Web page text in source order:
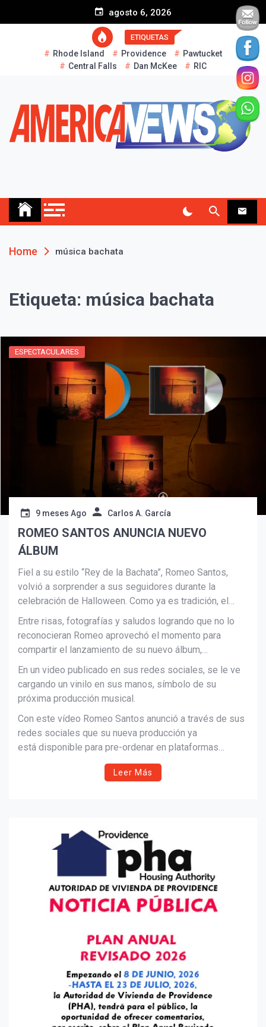
agosto 6, 2026
ETIQUETAS
Rhode Island Providence
Pawtucket
Central Falls
Dan McKee RIC
¡Suscríbete y Vive la
Experiencia!
Suscribír
Home música bachata
Etiqueta: música bachata
ESPECTACULARES
9 meses Ago Carlos A. García
ROMEO SANTOS ANUNCIA NUEVO
ÁLBUM
Fiel a su estilo “Rey de la Bachata”, Romeo Santos,
volvió a sorprender a sus seguidores durante la
celebración de Halloween. Como ya es tradición, el
artista salió a las calles de Nueva York con un disfraz
que no pasó desapercibido: esta vez encarnó al icónico
personaje Ace Ventura, interpretado por Jim Carrey.
Entre risas, fotografías y saludos logrando que no lo
reconocieran Romeo aprovechó el momento para
compartir el lanzamiento de su nuevo álbum,
programado para el 28 de noviembre.
En un video publicado en sus redes sociales, se le ve
cargando un vinilo en sus manos, símbolo de su
próxima producción musical.
Con este vídeo Romeo Santos anunció a través de sus
redes sociales que su nueva producción ya
está disponible para pre-ordenar en plataformas
digitales, invitando a sus seguidores a ser los
Leer Más